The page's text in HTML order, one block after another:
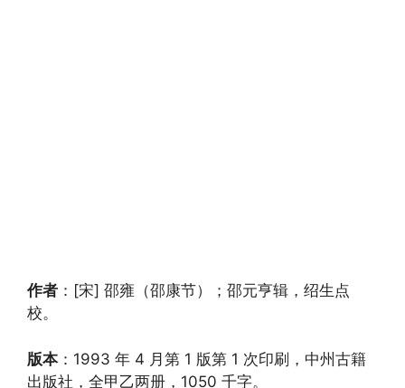
作者 ：[宋] 邵雍（邵康节）；邵元亨辑，绍生点
校。
版本：1993 年 4 月第 1 版第 1 次印刷，中州古籍
出版社，全甲乙两册，1050 千字。